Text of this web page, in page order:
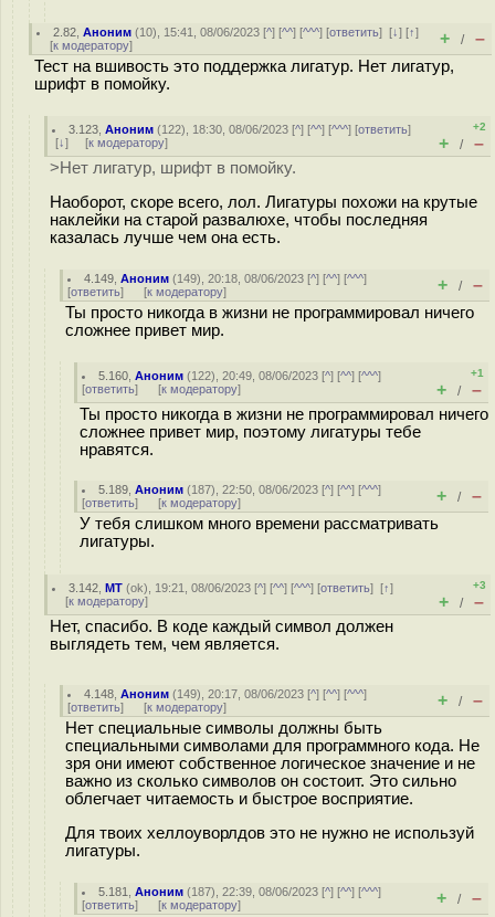
2.82 ,Аноним (10), 15:41, 08/06/2023 [^] [^^] [^^^] [ответить][↓] [↑]
[к модератору] + / –
Тест на вшивость это поддержка лигатур. Нет лигатур,
шрифт в помойку.
3.123 ,Аноним (122), 18:30, 08/06/2023 [^] [^^] [^^^] [ответить]
[↓] [к модератору]
+2
+ / –
>Нет лигатур, шрифт в помойку.
Наоборот, скоре всего, лол. Лигатуры похожи на крутые
наклейки на старой развалюхе, чтобы последняя
казалась лучше чем она есть.
4.149 ,Аноним (149), 20:18, 08/06/2023 [^] [^^] [^^^]
[ответить] [к модератору] + / –
Ты просто никогда в жизни не программировал ничего
сложнее привет мир.
5.160 ,Аноним (122), 20:49, 08/06/2023 [^] [^^] [^^^]
[ответить] [к модератору]
+1
+ / –
Ты просто никогда в жизни не программировал ничего
сложнее привет мир, поэтому лигатуры тебе
нравятся.
5.189 ,Аноним (187), 22:50, 08/06/2023 [^] [^^] [^^^]
[ответить] [к модератору] + / –
У тебя слишком много времени рассматривать
лигатуры.
3.142 ,MT (ok), 19:21, 08/06/2023 [^] [^^] [^^^] [ответить][↑]
[к модератору]
+3
+ / –
Нет, спасибо. В коде каждый символ должен
выглядеть тем, чем является.
4.148 ,Аноним (149), 20:17, 08/06/2023 [^] [^^] [^^^]
[ответить] [к модератору] + / –
Нет специальные символы должны быть
специальными символами для программного кода. Не
зря они имеют собственное логическое значение и не
важно из сколько символов он состоит. Это сильно
облегчает читаемость и быстрое восприятие.
Для твоих хеллоуворлдов это не нужно не используй
лигатуры.
5.181 ,Аноним (187), 22:39, 08/06/2023 [^] [^^] [^^^]
[ответить] [к модератору] + / –